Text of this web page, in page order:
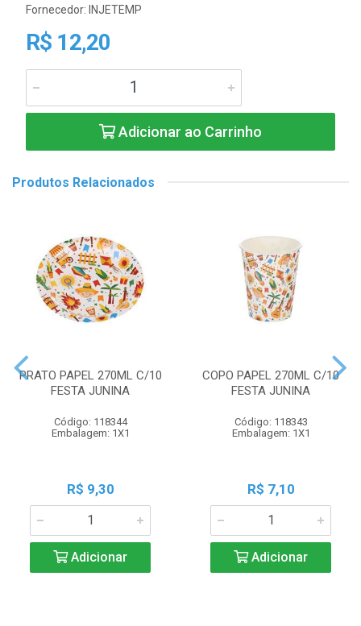
Fornecedor: INJETEMP
R$ 12,20
Adicionar ao Carrinho
Produtos Relacionados
PRATO PAPEL 270ML C/10
FESTA JUNINA
Código: 118344
Embalagem: 1X1
R$ 9,30
Adicionar
COPO PAPEL 270ML C/10
FESTA JUNINA
Código: 118343
Embalagem: 1X1
R$ 7,10
Adicionar